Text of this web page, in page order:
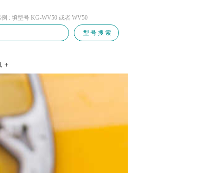
例 : 填型号 KG-WV50 或者 WV50
型 号 搜 索